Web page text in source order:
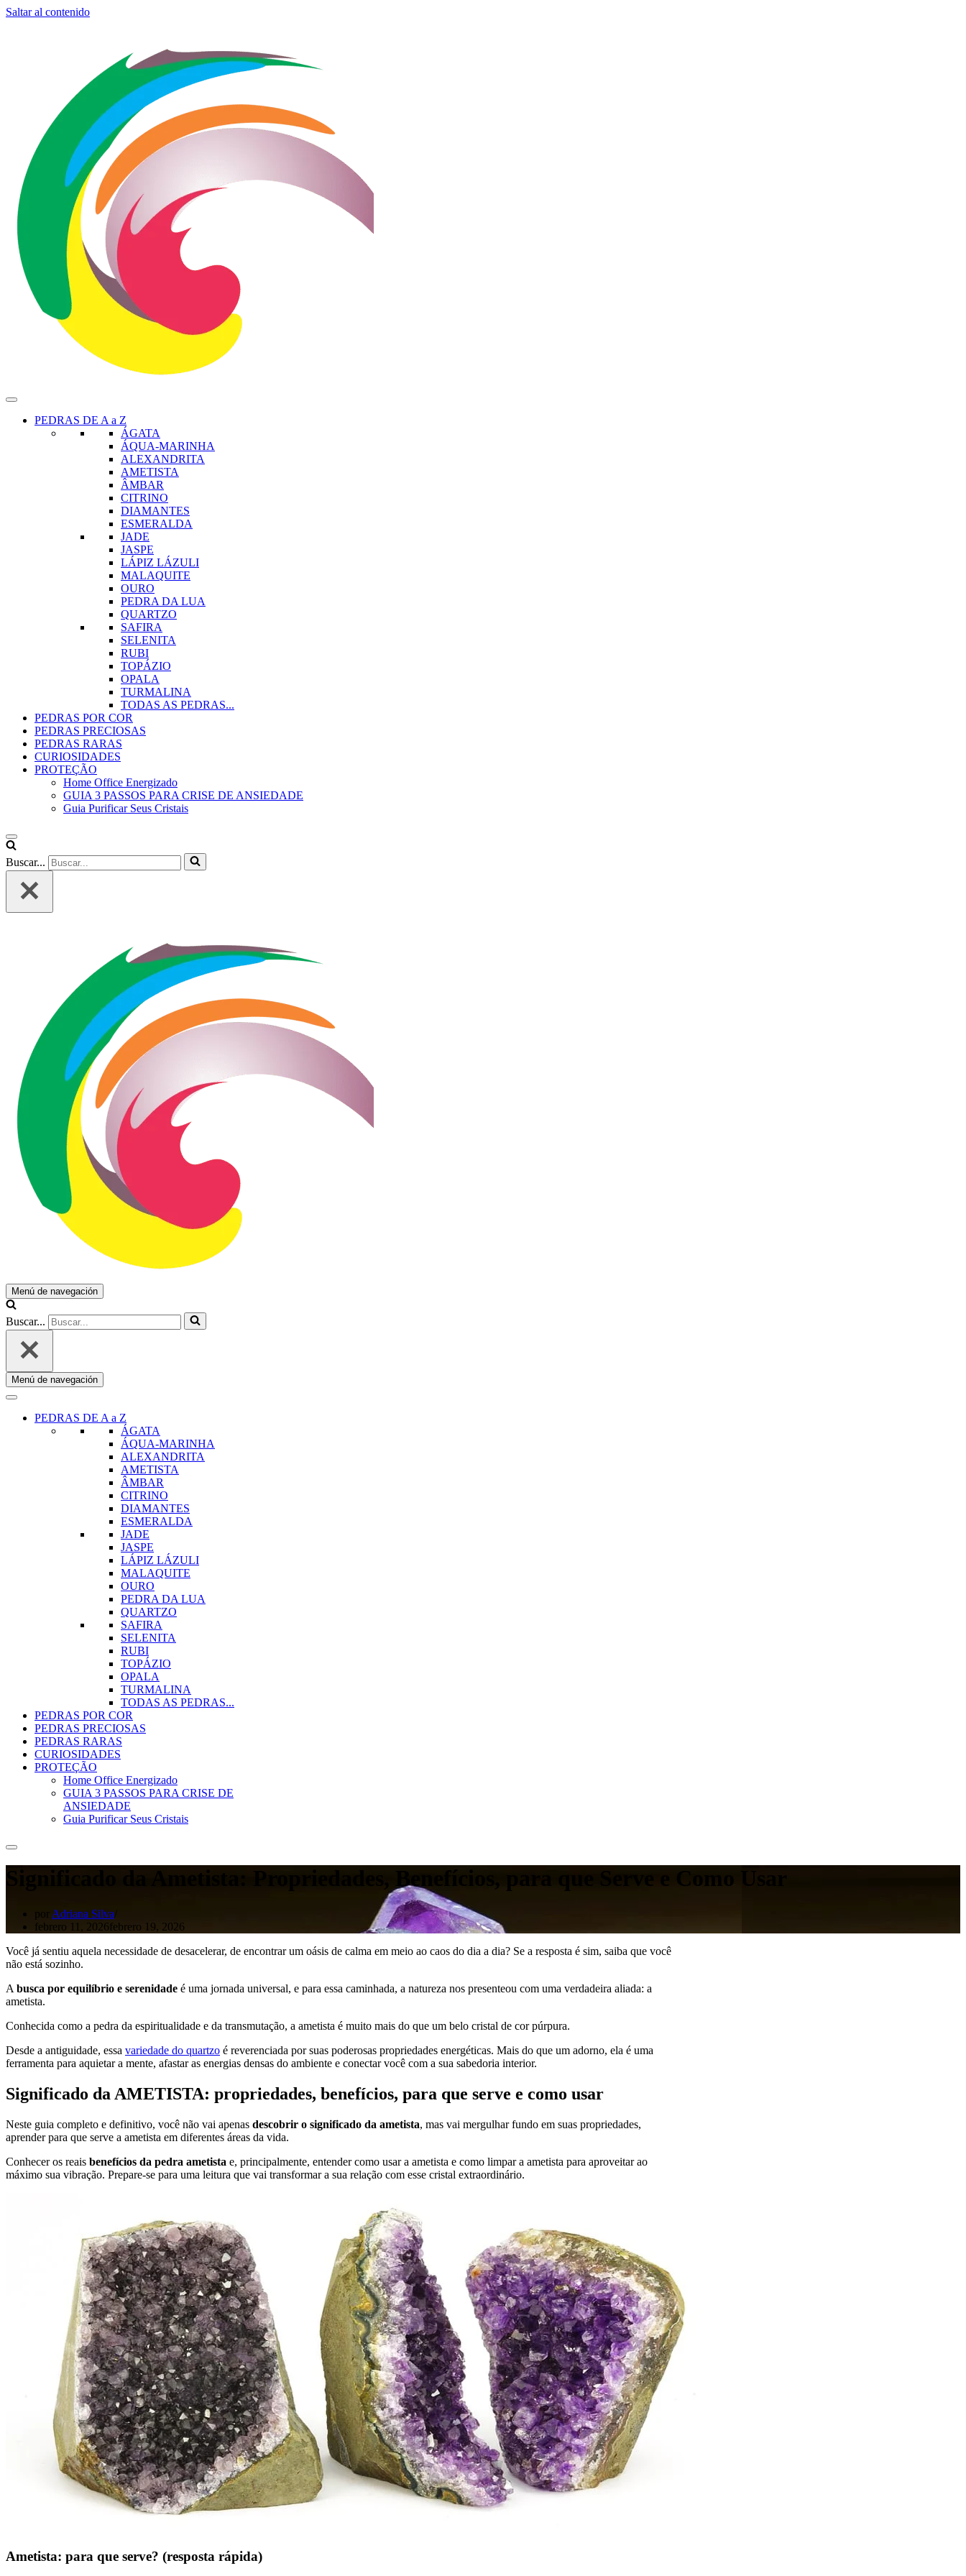
Saltar al contenido
PEDRAS DE A a Z
ÁGATA
ÁQUA-MARINHA
ALEXANDRITA
AMETISTA
ÂMBAR
CITRINO
DIAMANTES
ESMERALDA
JADE
JASPE
LÁPIZ LÁZULI
MALAQUITE
OURO
PEDRA DA LUA
QUARTZO
SAFIRA
SELENITA
RUBI
TOPÁZIO
OPALA
TURMALINA
TODAS AS PEDRAS...
PEDRAS POR COR
PEDRAS PRECIOSAS
PEDRAS RARAS
CURIOSIDADES
PROTEÇÃO
Home Office Energizado
GUIA 3 PASSOS PARA CRISE DE ANSIEDADE
Guia Purificar Seus Cristais
Buscar...
Menú de navegación
Buscar...
Menú de navegación
PEDRAS DE A a Z
ÁGATA
ÁQUA-MARINHA
ALEXANDRITA
AMETISTA
ÂMBAR
CITRINO
DIAMANTES
ESMERALDA
JADE
JASPE
LÁPIZ LÁZULI
MALAQUITE
OURO
PEDRA DA LUA
QUARTZO
SAFIRA
SELENITA
RUBI
TOPÁZIO
OPALA
TURMALINA
TODAS AS PEDRAS...
PEDRAS POR COR
PEDRAS PRECIOSAS
PEDRAS RARAS
CURIOSIDADES
PROTEÇÃO
Home Office Energizado
GUIA 3 PASSOS PARA CRISE DE
ANSIEDADE
Guia Purificar Seus Cristais
Significado da Ametista: Propriedades, Benefícios, para que Serve e Como Usar
por Adriana Silva
febrero 11, 2026febrero 19, 2026
Você já sentiu aquela necessidade de desacelerar, de encontrar um oásis de calma em meio ao caos do dia a dia? Se a resposta é sim, saiba que você
não está sozinho.
A busca por equilíbrio e serenidade é uma jornada universal, e para essa caminhada, a natureza nos presenteou com uma verdadeira aliada: a
ametista.
Conhecida como a pedra da espiritualidade e da transmutação, a ametista é muito mais do que um belo cristal de cor púrpura.
Desde a antiguidade, essa variedade do quartzo é reverenciada por suas poderosas propriedades energéticas. Mais do que um adorno, ela é uma
ferramenta para aquietar a mente, afastar as energias densas do ambiente e conectar você com a sua sabedoria interior.
Significado da AMETISTA: propriedades, benefícios, para que serve e como usar
Neste guia completo e definitivo, você não vai apenas descobrir o significado da ametista, mas vai mergulhar fundo em suas propriedades,
aprender para que serve a ametista em diferentes áreas da vida.
Conhecer os reais benefícios da pedra ametista e, principalmente, entender como usar a ametista e como limpar a ametista para aproveitar ao
máximo sua vibração. Prepare-se para uma leitura que vai transformar a sua relação com esse cristal extraordinário.
Ametista: para que serve? (resposta rápida)